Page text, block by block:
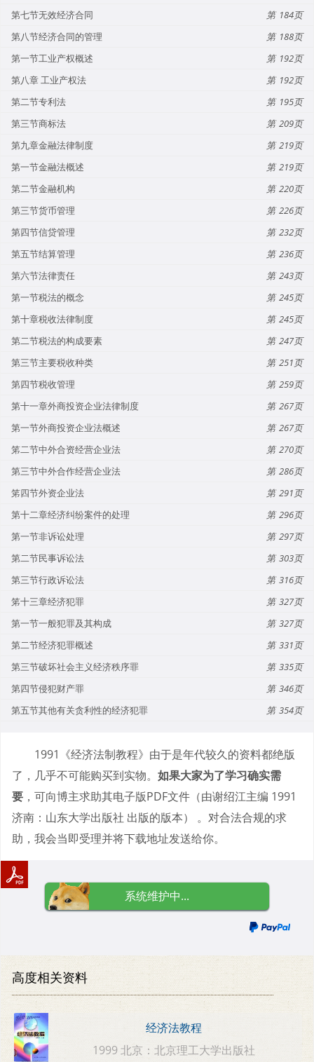
第七节无效经济合同
184
第八节经济合同的管理
188
第一节工业产权概述
192
第八章 工业产权法
192
第二节专利法
195
第三节商标法
209
第九章金融法律制度
219
第一节金融法概述
219
第二节金融机构
220
第三节货币管理
226
第四节信贷管理
232
第五节结算管理
236
第六节法律责任
243
第一节税法的概念
245
第十章税收法律制度
245
第二节税法的构成要素
247
第三节主要税收种类
251
第四节税收管理
259
第十一章外商投资企业法律制度
267
第一节外商投资企业法概述
267
笫二节中外合资经营企业法
270
第三节中外合作经营企业法
286
笫四节外资企业法
291
第十二章经济纠纷案件的处理
296
第一节非诉讼处理
297
第二节民事诉讼法
303
第三节行政诉讼法
316
笫十三章经济犯罪
327
第一节一般犯罪及其构成
327
第二节经济犯罪概述
331
第三节破坏社会主义经济秩序罪
335
第四节侵犯财产罪
346
第五节其他有关贪利性的经济犯罪
354
1991《经济法制教程》由于是年代较久的资料都绝版
了，几乎不可能购买到实物。 如果大家为了学习确实需
要 ，可向博主求助其电子版PDF文件（由谢绍江主编 1991
济南：山东大学出版社 出版的版本） 。对合法合规的求
助，我会当即受理并将下载地址发送给你。
系统维护中...
高度相关资料
经济法教程
1999 北京：北京理工大学出版社